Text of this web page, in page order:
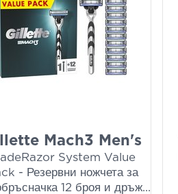
Mach3 Men's
System Value
- Резервни ножчета за
12 броя и дръж...